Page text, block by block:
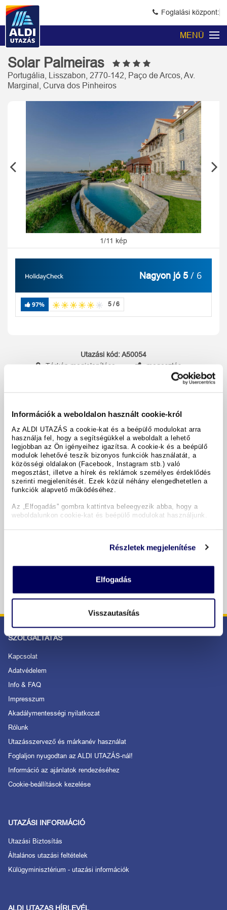
Információk a weboldalon használt cookie-król
Az ALDI UTAZÁS a cookie-kat és a beépülő modulokat arra
használja fel, hogy a segítségükkel a weboldalt a lehető
legjobban az Ön igényeihez igazítsa. A cookie-k és a beépülő
modulok lehetővé teszik bizonyos funkciók használatát, a
közösségi oldalakon (Facebook, Instagram stb.) való
megosztást, illetve a hírek és reklámok személyes érdeklődés
szerinti megjelenítését. Ezek közül néhány elengedhetetlen a
funkciók alapvető működéséhez.
Az „Elfogadás” gombra kattintva beleegyezik abba, hogy a
weboldalunkon cookie-kat és beépülő modulokat használjunk.
Részletek megjelenítése
Elfogadás
Visszautasítás
Foglalási központ:
MENÜ
Solar Palmeiras
Portugália, Lisszabon, 2770-142, Paço de Arcos, Av.
Marginal, Curva dos Pinheiros
Previous
1/11 kép
Nagyon jó 5 / 6
97% 5 / 6
Utazási kód:A50054
Térkép megjelenítése
megosztás
A hotel részletei
Időpontok & árak
Copyright GIATA 2004 - 2026. Multilingual, powered by
www.giata.com for client no. 122148
BIZTONSÁGOS RENDELÉS ÉS FIZETÉS
SZOLGÁLTATÁS
Kapcsolat
Adatvédelem
Info & FAQ
Impresszum
Akadálymentességi nyilatkozat
Rólunk
Utazásszervező és márkanév használat
Foglaljon nyugodtan az ALDI UTAZÁS-nál!
Információ az ajánlatok rendezéséhez
Cookie-beállítások kezelése
UTAZÁSI INFORMÁCIÓ
Utazási Biztosítás
Általános utazási feltételek
Külügyminisztérium - utazási információk
ALDI UTAZAS HÍRLEVÉL